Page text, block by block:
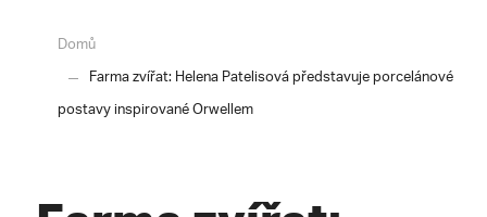
Domů
Farma zvířat: Helena Patelisová představuje porcelánové
postavy inspirované Orwellem